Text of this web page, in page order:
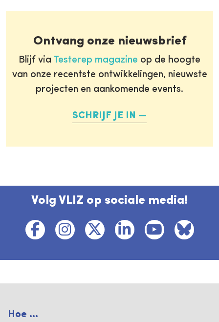
Ontvang onze nieuwsbrief
Blijf via Testerep magazine op de hoogte
van onze recentste ontwikkelingen, nieuwste
projecten en aankomende events.
SCHRIJF JE IN
Volg VLIZ op sociale media!
Hoe ...